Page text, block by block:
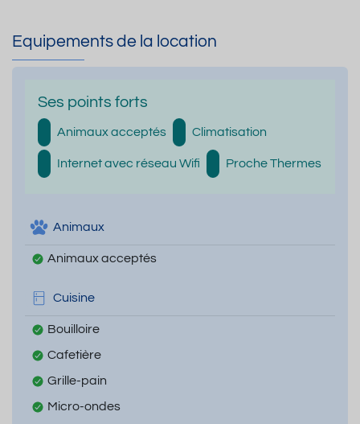
Equipements de la location
Ses points forts
Animaux acceptés Climatisation
Internet avec réseau Wifi Proche Thermes
Animaux
Animaux acceptés
Cuisine
Bouilloire
Cafetière
Grille-pain
Micro-ondes